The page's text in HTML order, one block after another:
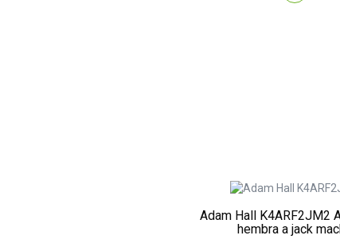
Adam Hall K4ARF2JM2
hembra a jack